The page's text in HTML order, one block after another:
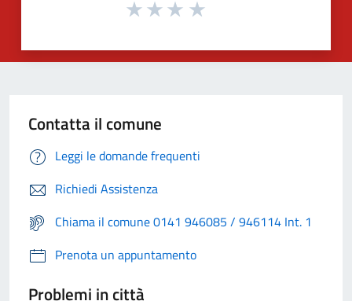
Contatta il comune
Leggi le domande frequenti
Richiedi Assistenza
Chiama il comune 0141 946085 / 946114 Int. 1
Prenota un appuntamento
Problemi in città